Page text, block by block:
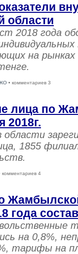
области
2018 года
на рынках
ЖО • комментариев 3
лица по
2018г.
1855
комментариев 4
года
на 0,8%,
тарифы на